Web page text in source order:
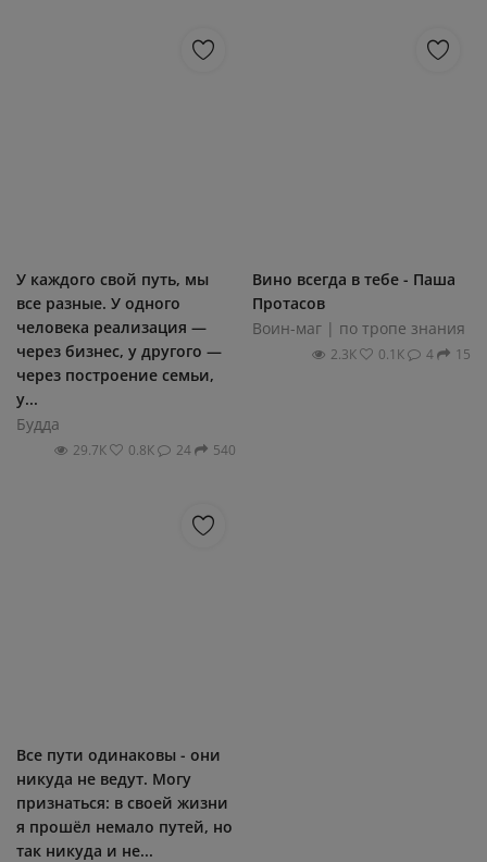
У каждого свой путь, мы
все разные. У одного
человека реализация —
через бизнес, у другого —
через построение семьи,
у...
Будда
29.7К 0.8К 24 540
Вино всегда в тебе - Паша
Протасов
Воин-маг | по тропе знания
2.3К 0.1К 4 15
Все пути одинаковы - они
никуда не ведут. Могу
признаться: в своей жизни
я прошёл немало путей, но
так никуда и не...